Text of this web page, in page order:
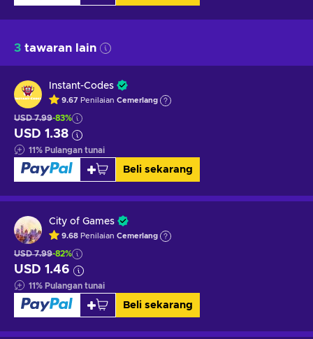
3 tawaran lain
Instant-Codes
9.67 Penilaian Cemerlang
USD 7.99-83%
USD 1.38
11% Pulangan tunai
Beli sekarang
City of Games
9.68 Penilaian Cemerlang
USD 7.99-82%
USD 1.46
11% Pulangan tunai
Beli sekarang